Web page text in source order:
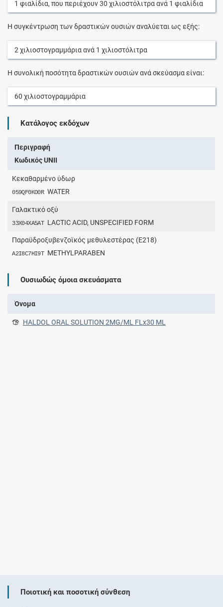
1 φιαλίδια, που περιέχουν30 χιλιοστόλιτραανά 1 φιαλίδια
Η συγκέντρωση των δραστικών ουσιών αναλύεται ως εξής:
2 χιλιοστογραμμάριαανά 1 χιλιοστόλιτρα
Η συνολική ποσότητα δραστικών ουσιών ανά σκεύασμα είναι:
60 χιλιοστογραμμάρια
Κατάλογος εκδόχων
Περιγραφή
Κωδικός UNII
Κεκαθαρμένο ύδωρ
059QF0KO0R WATER
Γαλακτικό οξύ
33X04XA5AT LACTIC ACID, UNSPECIFIED FORM
Παραϋδροξυβενζοϊκός μεθυλεστέρας (Ε218)
A2I8C7HI9T METHYLPARABEN
Ουσιωδώς όμοια σκευάσματα
Όνομα
HALDOL ORAL SOLUTION 2MG/ML FLx30 ML
Ποιοτική και ποσοτική σύνθεση